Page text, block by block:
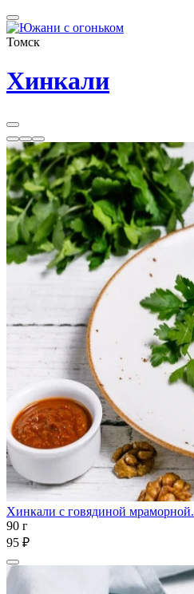
Томск
Хинкали
Хинкали с говядиной мраморной.
90 г
95 ₽